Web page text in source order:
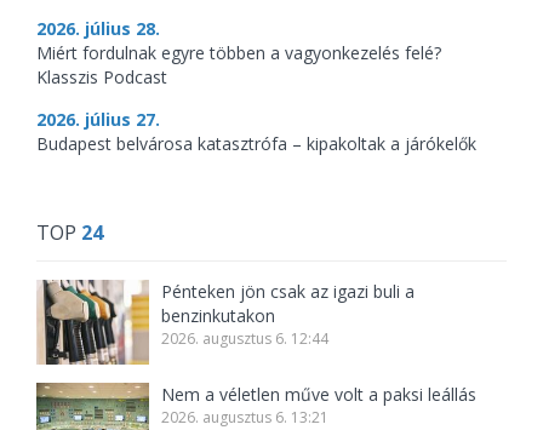
2026. július 28.
Miért fordulnak egyre többen a vagyonkezelés felé?
Klasszis Podcast
2026. július 27.
Budapest belvárosa katasztrófa – kipakoltak a járókelők
TOP 24
Pénteken jön csak az igazi buli a
benzinkutakon
2026. augusztus 6. 12:44
Nem a véletlen műve volt a paksi leállás
2026. augusztus 6. 13:21